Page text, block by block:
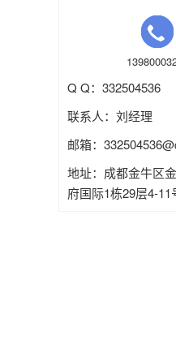
Q Q：332504536
联系人：刘经理
邮箱： 332504536
地址：成都金牛区
府国际1栋29层4-11